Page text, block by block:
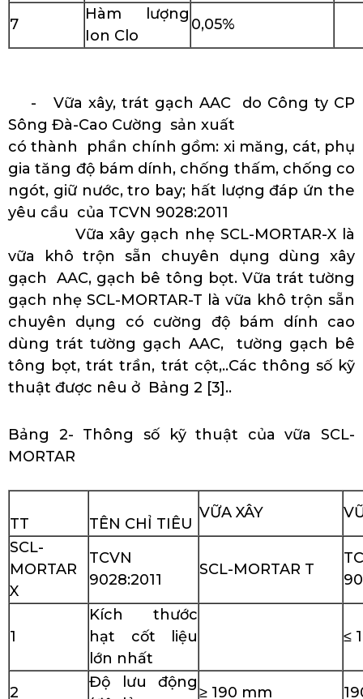
7
Hàm lượng
Ion Clo
0,05%
- Vữa xây, trát gạch AAC do Công ty CP
Sông Đà-Cao Cường sản xuất
có thành phần chính gồm: xi măng, cát, phụ
gia tăng độ bám dính, chống thấm, chống co
ngót, giữ nước, tro bay; hất lượng đáp ứn the
yêu cầu của TCVN 9028:2011
Vữa xây gạch nhẹ SCL-MORTAR-X là
vữa khô trộn sẵn chuyên dụng dùng xây
gạch AAC, gạch bê tông bọt. Vữa trát tường
gạch nhẹ SCL-MORTAR-T là vữa khô trộn sẵn
chuyên dụng có cường độ bám dính cao
dùng trát tường gạch AAC, tường gạch bê
tông bọt, trát trần, trát cột,..Các thông số kỹ
thuật được nêu ở Bảng 2 [3]..
Bảng 2- Thông số kỹ thuật của vữa SCL-
MORTAR
TT TÊN CHỈ TIÊU
VỮA XÂY
SCL-
MORTAR
X
TCVN
9028:2011
SCL-MORTAR T
1
Kích thước
hạt cốt liệu
lớn nhất
≤
2
Độ lưu động
≥ 190 mm